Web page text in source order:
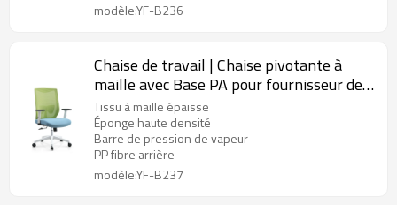
modèle:YF-B236
Chaise de travail | Chaise pivotante à
maille avec Base PA pour fournisseur de
bureau en China
Tissu à maille épaisse
Éponge haute densité
Barre de pression de vapeur
PP fibre arrière
modèle:YF-B237